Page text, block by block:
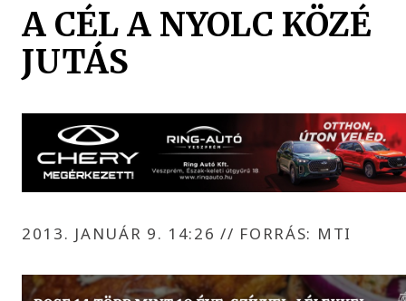
A CÉL A NYOLC KÖZÉ
JUTÁS
2013. JANUÁR 9. 14:26// FORRÁS: MTI